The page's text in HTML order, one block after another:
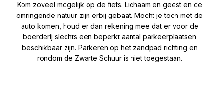
Kom zoveel mogelijk op de fiets. Lichaam en geest en de
omringende natuur zijn erbij gebaat. Mocht je toch met de
auto komen, houd er dan rekening mee dat er voor de
boerderij slechts een beperkt aantal parkeerplaatsen
beschikbaar zijn. Parkeren op het zandpad richting en
rondom de Zwarte Schuur is niet toegestaan.